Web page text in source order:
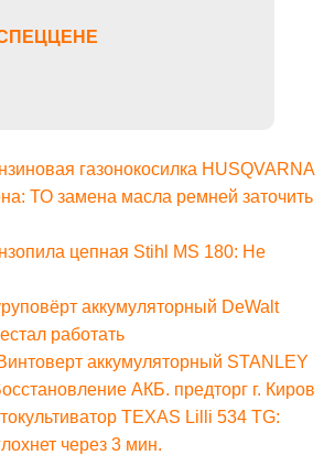
СПЕЦЦЕНЕ
газонокосилка HUSQVARNA
ТО замена масла ремней заточить
цепная Stihl MS 180: Не
аккумуляторный DeWalt
работать
аккумуляторный STANLEY
АКБ. предторг г. Киров
TEXAS Lilli 534 TG:
через 3 мин.